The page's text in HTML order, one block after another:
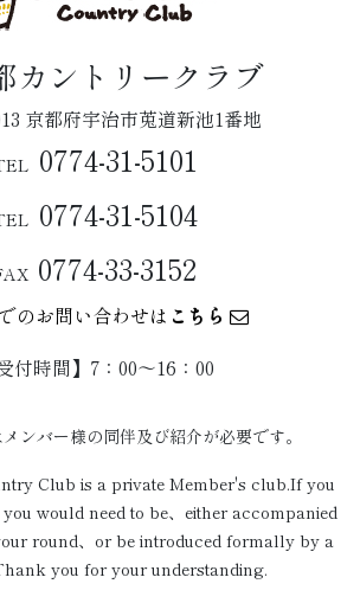
カントリークラブ
京都府宇治市莵道新池1番地
0774-31-5101
0774-31-5104
0774-33-3152
のお問い合わせは こちら
付時間】7：00〜16：00
ンバー様の同伴及び紹介が必要です。
Club is a private Member's club.If you
would need to be、either accompanied
round、or be introduced formally by a
you for your understanding.